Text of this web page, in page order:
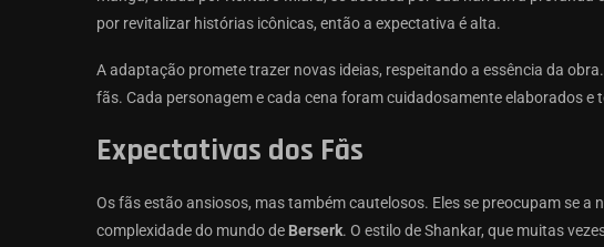
por revitalizar histórias icônicas, então a expectativa é alta.
A adaptação promete trazer novas ideias, respeitando a essência da
fãs. Cada personagem e cada cena foram cuidadosamente elaborados e
Expectativas dos Fãs
Os fãs estão ansiosos, mas também cautelosos. Eles se preocupam se a
complexidade do mundo de Berserk. O estilo de Shankar, que muitas